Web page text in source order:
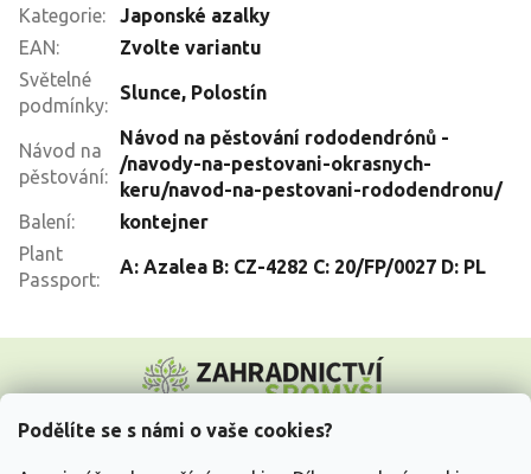
Podělíte se s námi o vaše cookies?
Kategorie:
Japonské azalky
EAN:
Zvolte variantu
Světelné
podmínky:
Slunce, Polostín
Návod na
pěstování:
Návod na pěstování rododendrónů -
/navody-na-pestovani-okrasnych-
keru/navod-na-pestovani-rododendronu/
Balení:
kontejner
Plant
Passport:
A: Azalea B: CZ-4282 C: 20/FP/0027 D: PL
p